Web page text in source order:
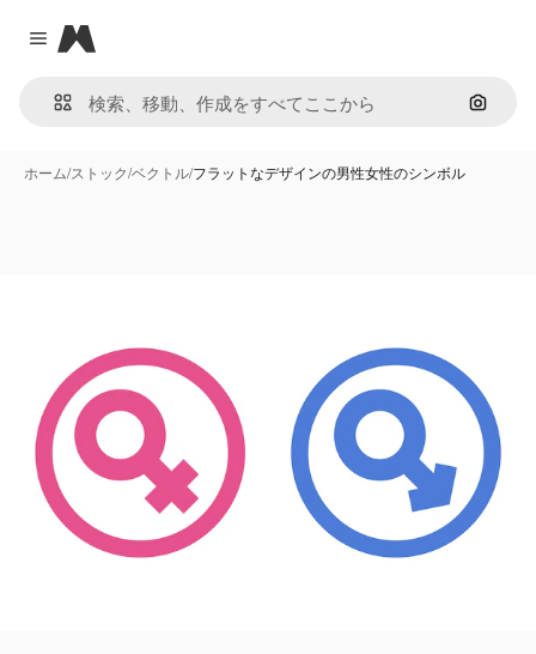
Close menu
Magnific
画像で
ホーム/ストック/ベクトル/フラットなデザインの男性女性のシンボル